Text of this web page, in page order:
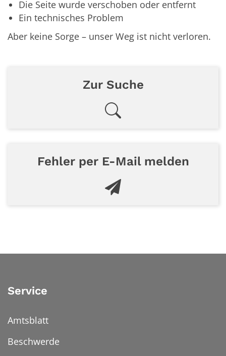
Die Seite wurde verschoben oder entfernt
Ein technisches Problem
Aber keine Sorge – unser Weg ist nicht verloren.
Zur Suche
Fehler per E-Mail melden
Service
Amtsblatt
Beschwerde